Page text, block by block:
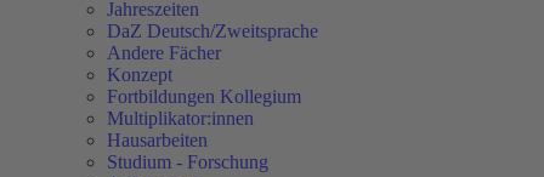
Jahreszeiten
DaZ Deutsch/Zweitsprache
Andere Fächer
Konzept
Fortbildungen Kollegium
Multiplikator:innen
Hausarbeiten
Studium - Forschung